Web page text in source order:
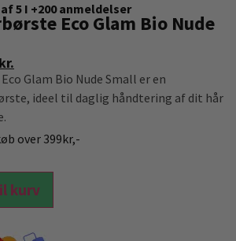
af 5 I +200 anmeldelser
Eco Glam Bio Nude
kr.
Glam Bio Nude Small er en
ideel til daglig håndtering af dit hår
over 399kr,-
kurv